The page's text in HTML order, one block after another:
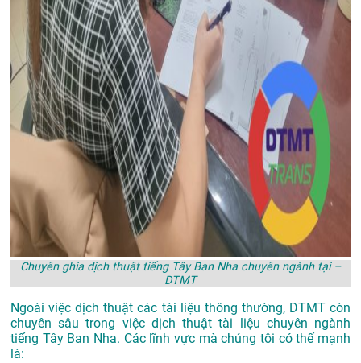
Chuyên ghia dịch thuật tiếng Tây Ban Nha chuyên ngành tại –
DTMT
Ngoài việc dịch thuật các tài liệu thông thường, DTMT còn
chuyên sâu trong việc dịch thuật tài liệu chuyên ngành
tiếng Tây Ban Nha. Các lĩnh vực mà chúng tôi có thế mạnh
là: